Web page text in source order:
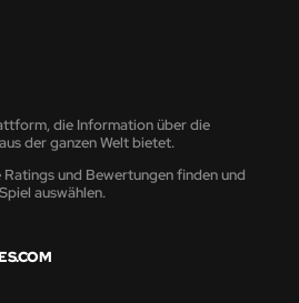
die Information über die
der ganzen Welt bietet.
Ratings und Bewertungen finden und
auswählen.